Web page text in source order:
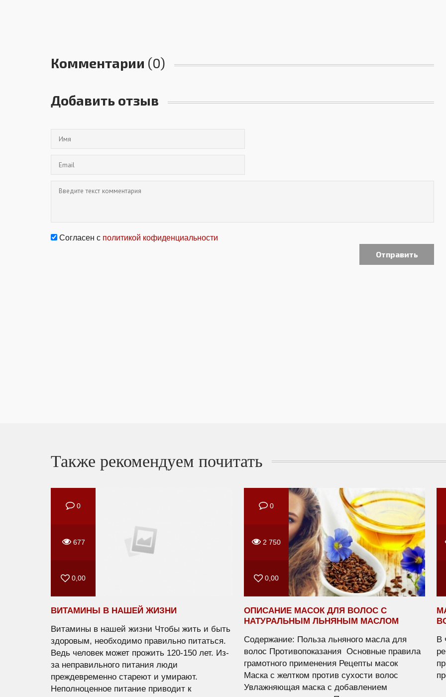
Комментарии (0)
Добавить отзыв
Согласен с политикой кофиденциальности
Также рекомендуем почитать
0
677
0,00
ВИТАМИНЫ В НАШЕЙ ЖИЗНИ
Витамины в нашей жизни Чтобы жить и быть
здоровым, необходимо правильно питаться.
Ведь человек может прожить 120-150 лет. Из-
за неправильного питания люди
преждевременно стареют и умирают.
Неполноценное питание приводит к
0
2 750
0,00
ОПИСАНИЕ МАСОК ДЛЯ ВОЛОС С
НАТУРАЛЬНЫМ ЛЬНЯНЫМ МАСЛОМ
Содержание: Польза льняного масла для
волос Противопоказания Основные правила
грамотного применения Рецепты масок
Маска с желтком против сухости волос
Увлажняющая маска с добавлением
В